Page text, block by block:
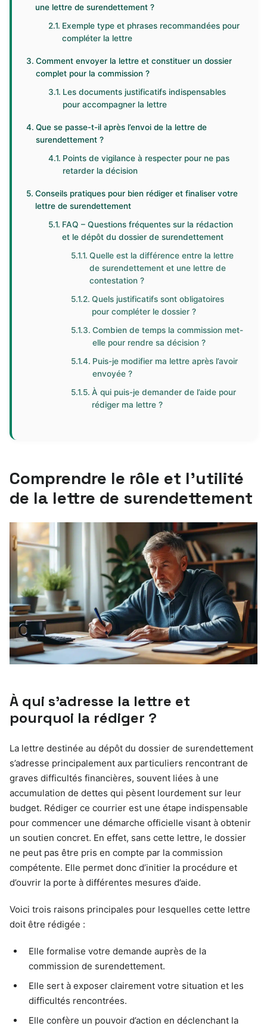
une lettre de surendettement ?
Exemple type et phrases recommandées pour
compléter la lettre
Comment envoyer la lettre et constituer un dossier
complet pour la commission ?
Les documents justificatifs indispensables
pour accompagner la lettre
Que se passe-t-il après l’envoi de la lettre de
surendettement ?
Points de vigilance à respecter pour ne pas
retarder la décision
Conseils pratiques pour bien rédiger et finaliser votre
lettre de surendettement
FAQ – Questions fréquentes sur la rédaction
et le dépôt du dossier de surendettement
Quelle est la différence entre la lettre
de surendettement et une lettre de
contestation ?
Quels justificatifs sont obligatoires
pour compléter le dossier ?
Combien de temps la commission met-
elle pour rendre sa décision ?
Puis-je modifier ma lettre après l’avoir
envoyée ?
À qui puis-je demander de l’aide pour
rédiger ma lettre ?
Comprendre le rôle et l’utilité
de la lettre de surendettement
À qui s’adresse la lettre et
pourquoi la rédiger ?
La lettre destinée au dépôt du dossier de surendettement
s’adresse principalement aux particuliers rencontrant de
graves difficultés financières, souvent liées à une
accumulation de dettes qui pèsent lourdement sur leur
budget. Rédiger ce courrier est une étape indispensable
pour commencer une démarche officielle visant à obtenir
un soutien concret. En effet, sans cette lettre, le dossier
ne peut pas être pris en compte par la commission
compétente. Elle permet donc d’initier la procédure et
d’ouvrir la porte à différentes mesures d’aide.
Voici trois raisons principales pour lesquelles cette lettre
doit être rédigée :
Elle formalise votre demande auprès de la
commission de surendettement.
Elle sert à exposer clairement votre situation et les
difficultés rencontrées.
Elle confère un pouvoir d’action en déclenchant la